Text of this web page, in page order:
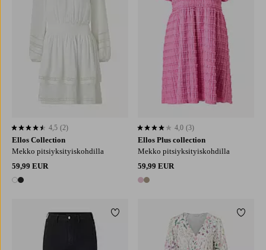
Ellos Collection
Mekko pitsiyksityiskohdilla
59,99 EUR
2 värejä
4,5 perustuen 2 arvosanaan
4,5 (2)
Ellos Plus collection
Mekko pitsiyksityiskohdilla
59,99 EUR
2 värejä
4,0 perustuen 3 arvosanaan
4,0 (3)
Lisää suosikkeihin Lisää
XL